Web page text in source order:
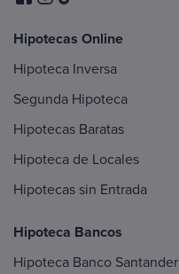
Hipotecas Online
Hipoteca Inversa
Segunda Hipoteca
Hipotecas Baratas
Hipoteca de Locales
Hipotecas sin Entrada
Hipoteca Bancos
Hipoteca Banco Santander